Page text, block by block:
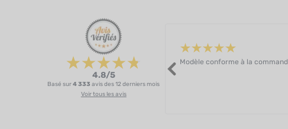
4.8/5
Basé sur4 333 avis des 12 derniers mois
Voir tous les avis
Modèle conforme à la